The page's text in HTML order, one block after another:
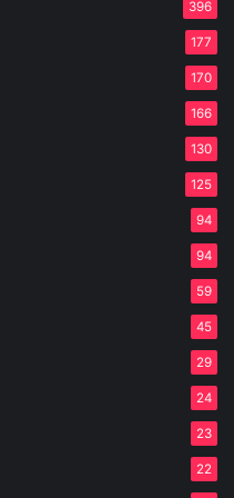
396
177
170
166
130
125
94
94
59
45
29
24
23
22